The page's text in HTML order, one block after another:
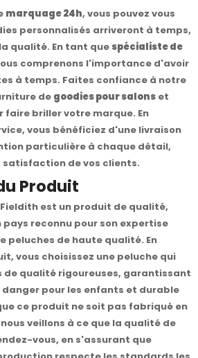
marquage 24h, vous pouvez vous
personnalisés arriveront à temps,
qualité. En tant quespécialiste de
comprenons l'importance d'avoir
à temps. Faites confiance à notre
de goodies pour salons et
faire briller votre marque. En
vous bénéficiez d'une livraison
particulière à chaque détail,
de vos clients.
Produit
est un produit de qualité,
pays reconnu pour son expertise
peluches de haute qualité. En
vous choisissez une peluche qui
de qualité rigoureuses, garantissant
pour les enfants et durable
ce produit ne soit pas fabriqué en
nous veillons à ce que la qualité de
vous, en s'assurant que